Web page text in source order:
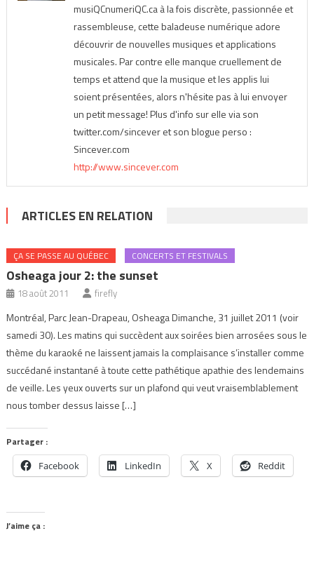
musiQCnumeriQC.ca à la fois discrète, passionnée et
rassembleuse, cette baladeuse numérique adore
découvrir de nouvelles musiques et applications
musicales. Par contre elle manque cruellement de
temps et attend que la musique et les applis lui
soient présentées, alors n'hésite pas à lui envoyer
un petit message! Plus d'info sur elle via son
twitter.com/sincever et son blogue perso :
Sincever.com
http://www.sincever.com
ARTICLES EN RELATION
ÇA SE PASSE AU QUÉBEC CONCERTS ET FESTIVALS
Osheaga jour 2: the sunset
18 août 2011 firefly
Montréal, Parc Jean-Drapeau, Osheaga Dimanche, 31 juillet 2011 (voir
samedi 30). Les matins qui succèdent aux soirées bien arrosées sous le
thème du karaoké ne laissent jamais la complaisance s’installer comme
succédané instantané à toute cette pathétique apathie des lendemains
de veille. Les yeux ouverts sur un plafond qui veut vraisemblablement
nous tomber dessus laisse […]
Partager :
Facebook LinkedIn X Reddit
J’aime ça :